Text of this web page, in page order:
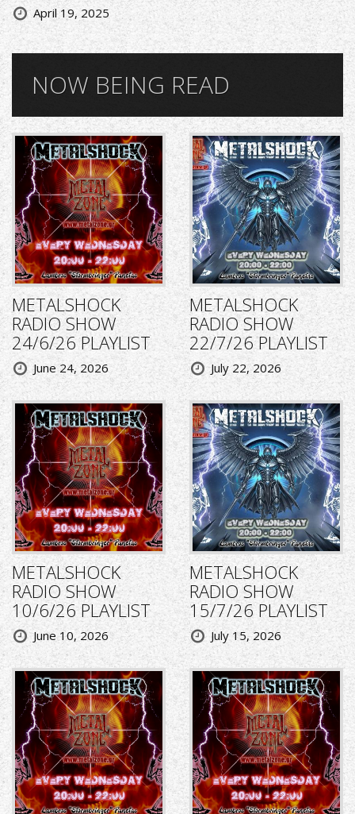
April 19, 2025
NOW BEING READ
METALSHOCK
RADIO SHOW
24/6/26 PLAYLIST
June 24, 2026
METALSHOCK
RADIO SHOW
22/7/26 PLAYLIST
July 22, 2026
METALSHOCK
RADIO SHOW
10/6/26 PLAYLIST
June 10, 2026
METALSHOCK
RADIO SHOW
15/7/26 PLAYLIST
July 15, 2026